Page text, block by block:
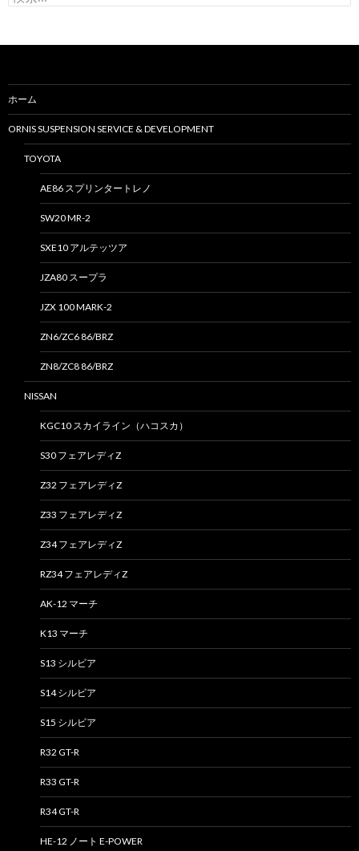
索
ホーム
ORNIS SUSPENSION SERVICE & DEVELOPMENT
TOYOTA
AE86 スプリンタートレノ
SW20 MR-2
SXE10 アルテッツア
JZA80 スープラ
JZX 100 MARK-2
ZN6/ZC6 86/BRZ
ZN8/ZC8 86/BRZ
NISSAN
KGC10 スカイライン（ハコスカ）
S30 フェアレディZ
Z32 フェアレディZ
Z33 フェアレディZ
Z34 フェアレディZ
RZ34 フェアレディZ
AK-12 マーチ
K13 マーチ
S13 シルビア
S14 シルビア
S15 シルビア
R32 GT-R
R33 GT-R
R34 GT-R
HE-12 ノート E-POWER